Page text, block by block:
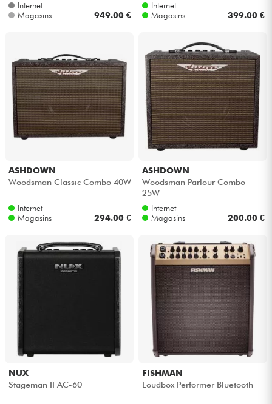
Internet
Magasins
949.00 €
Internet
Magasins
399.00 €
ASHDOWN
Woodsman Classic Combo 40W
Internet
Magasins
294.00 €
ASHDOWN
Woodsman Parlour Combo
25W
Internet
Magasins
200.00 €
NUX
Stageman II AC-60
FISHMAN
Loudbox Performer Bluetooth